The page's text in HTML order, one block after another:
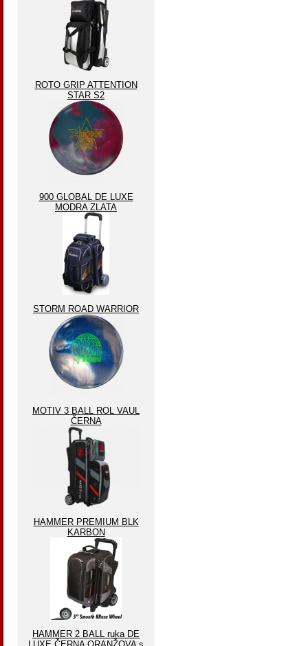
ROTO GRIP ATTENTION
STAR S2
900 GLOBAL DE LUXE
MODRA ZLATA
STORM ROAD WARRIOR
MOTIV 3 BALL ROL VAUL
ČERNA
HAMMER PREMIUM BLK
KARBON
HAMMER 2 BALL ruka DE